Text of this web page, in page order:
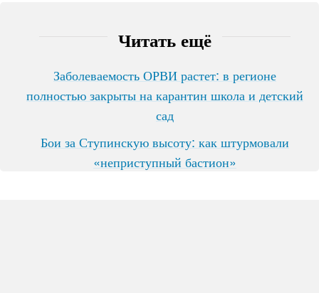
Читать ещё
Заболеваемость ОРВИ растет: в регионе
полностью закрыты на карантин школа и детский
сад
Бои за Ступинскую высоту: как штурмовали
«неприступный бастион»